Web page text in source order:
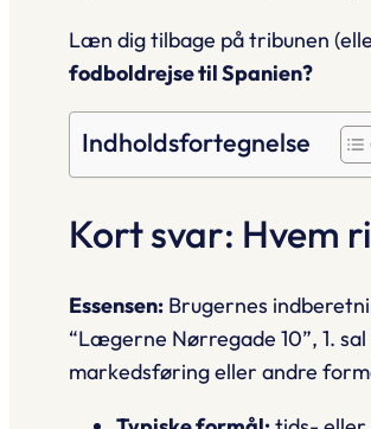
Læn dig tilbage på tribunen
fodboldrejse til Spanien?
Indholdsfortegnelse
Kort svar: Hvem
Essensen:Brugernes
“Lægerne Nørregade 10”, 1.
markedsføring eller andre